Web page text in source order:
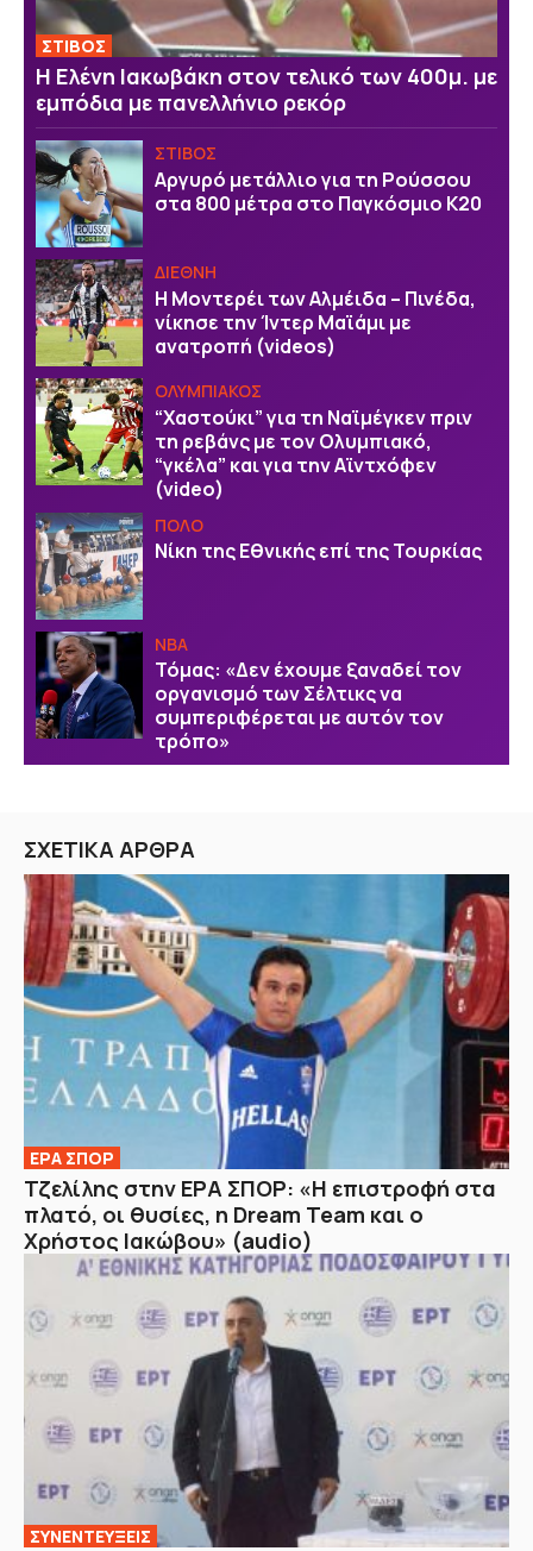
ΣΤΙΒΟΣ
Η Ελένη Ιακωβάκη στον τελικό των 400μ. με
εμπόδια με πανελλήνιο ρεκόρ
ΣΤΙΒΟΣ
Αργυρό μετάλλιο για τη Ρούσσου
στα 800 μέτρα στο Παγκόσμιο Κ20
ΔΙΕΘΝΗ
Η Μοντερέι των Αλμέιδα – Πινέδα,
νίκησε την Ίντερ Μαϊάμι με
ανατροπή (videos)
ΟΛΥΜΠΙΑΚΟΣ
“Χαστούκι” για τη Ναϊμέγκεν πριν
τη ρεβάνς με τον Ολυμπιακό,
“γκέλα” και για την Αϊντχόφεν
(video)
ΠΟΛΟ
Νίκη της Εθνικής επί της Τουρκίας
NBA
Τόμας: «Δεν έχουμε ξαναδεί τον
οργανισμό των Σέλτικς να
συμπεριφέρεται με αυτόν τον
τρόπο»
ΣΧΕΤΙΚΑ ΑΡΘΡΑ
ΕΡΑ ΣΠΟΡ
Τζελίλης στην ΕΡΑ ΣΠΟΡ: «Η επιστροφή στα
πλατό, οι θυσίες, η Dream Team και ο
Χρήστος Ιακώβου» (audio)
ΣΥΝΕΝΤΕΥΞΕΙΣ